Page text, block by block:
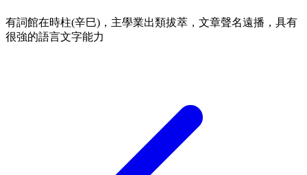
有詞館在時柱(辛巳)，主學業出類拔萃，文章聲名遠播，具有
很強的語言文字能力